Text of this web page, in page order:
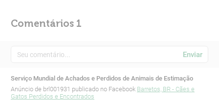
Comentários 1
Enviar
Serviço Mundial de Achados e Perdidos de Animais de Estimação
Anúncio de brl001931 publicado no Facebook Barretos, BR - Cães e
Gatos Perdidos e Encontrados